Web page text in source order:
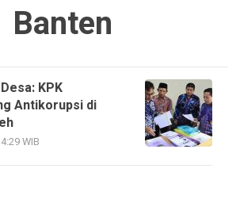
Banten
KPK
Antikorupsi di
WIB